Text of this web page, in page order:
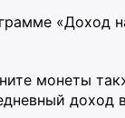
«Доход
монеты
доход